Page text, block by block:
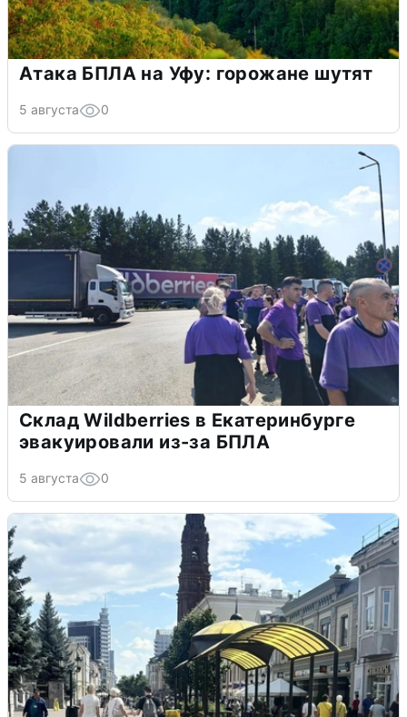
Атака БПЛА на Уфу: горожане шутят
5 августа 0
Склад Wildberries в Екатеринбурге
эвакуировали из-за БПЛА
5 августа 0